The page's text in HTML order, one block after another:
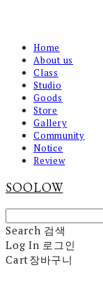
Home
About us
Class
Studio
Goods
Store
Gallery
Community
Notice
Review
SOOLOW
Search 검색
Log In 로그인
Cart장바구니